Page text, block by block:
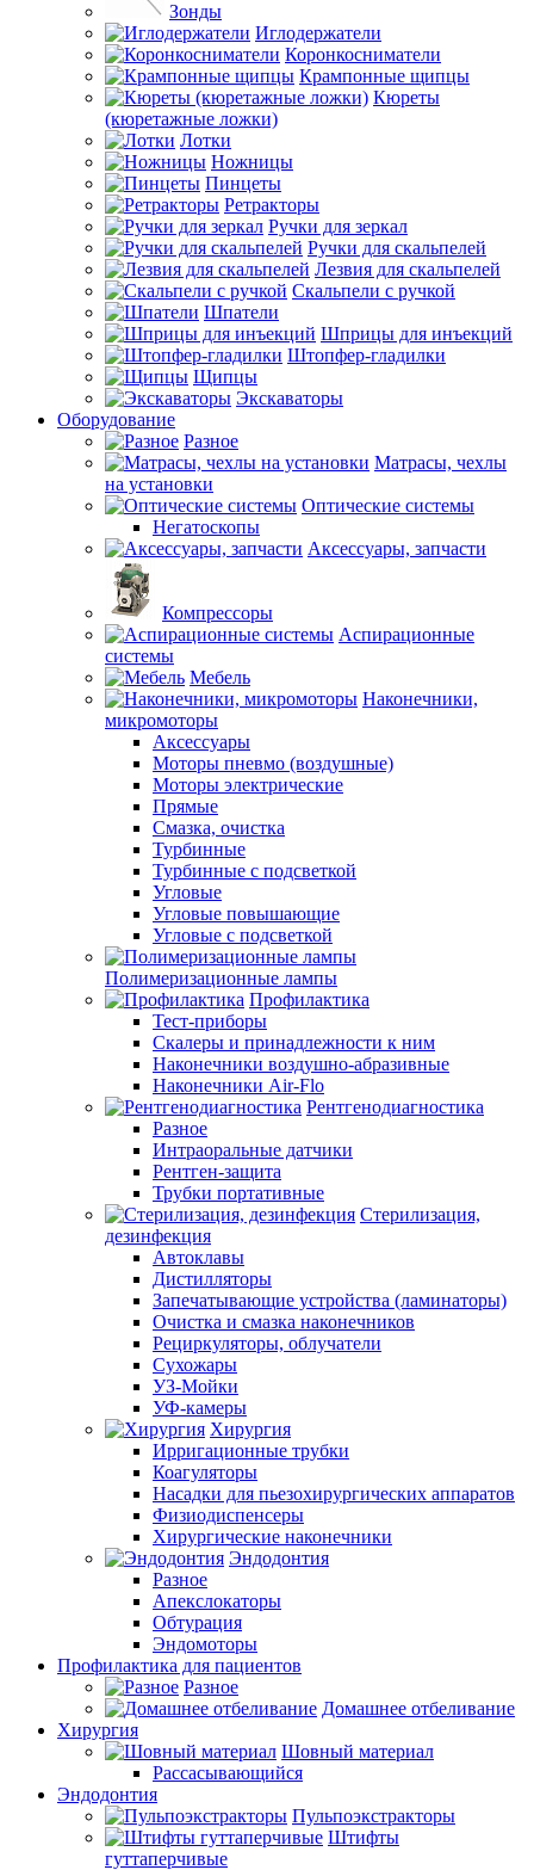
Зонды
Иглодержатели
Коронкосниматели
Крампонные щипцы
Кюреты
(кюретажные ложки)
Лотки
Ножницы
Пинцеты
Ретракторы
Ручки для зеркал
Ручки для скальпелей
Лезвия для скальпелей
Скальпели с ручкой
Шпатели
Шприцы для инъекций
Штопфер-гладилки
Щипцы
Экскаваторы
Оборудование
Разное
Матрасы, чехлы
на установки
Оптические системы
Негатоскопы
Аксессуары, запчасти
Компрессоры
Аспирационные
системы
Мебель
Наконечники,
микромоторы
Аксессуары
Моторы пневмо (воздушные)
Моторы электрические
Прямые
Смазка, очистка
Турбинные
Турбинные с подсветкой
Угловые
Угловые повышающие
Угловые с подсветкой
Полимеризационные лампы
Профилактика
Тест-приборы
Скалеры и принадлежности к ним
Наконечники воздушно-абразивные
Наконечники Air-Flo
Рентгенодиагностика
Разное
Интраоральные датчики
Рентген-защита
Трубки портативные
Стерилизация,
дезинфекция
Автоклавы
Дистилляторы
Запечатывающие устройства (ламинаторы)
Очистка и смазка наконечников
Рециркуляторы, облучатели
Сухожары
УЗ-Мойки
УФ-камеры
Хирургия
Ирригационные трубки
Коагуляторы
Насадки для пьезохирургических аппаратов
Физиодиспенсеры
Хирургические наконечники
Эндодонтия
Разное
Апекслокаторы
Обтурация
Эндомоторы
Профилактика для пациентов
Разное
Домашнее отбеливание
Хирургия
Шовный материал
Рассасывающийся
Эндодонтия
Пульпоэкстракторы
Штифты
гуттаперчивые